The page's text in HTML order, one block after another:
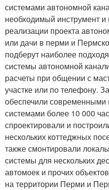
системами автономной
необходимый инструмент
реализации проекта
или дачи в перми и
подберут наиболее
системы автономной
расчеты при общении с
участке или по телефону.
обеспечили современными
системами более 10 000
спроектировали и
нескольких коттеджных
также смонтировали
системы для нескольких
автомоек и прочих
на территории Перми и